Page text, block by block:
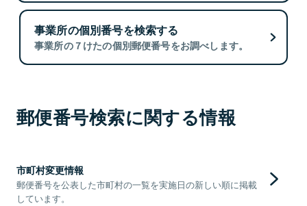
事業所の個別番号を検索する
事業所の７けたの個別郵便番号をお調べします。
郵便番号検索に関する情報
市町村変更情報
郵便番号を公表した市町村の一覧を実施日の新しい順に掲載
しています。